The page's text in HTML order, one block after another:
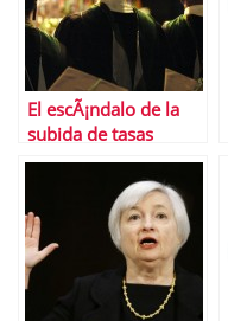
El escÃ¡ndalo de la
subida de tasas
universitarias